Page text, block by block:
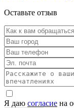
Оставьте отзыв
Я даю согласие на